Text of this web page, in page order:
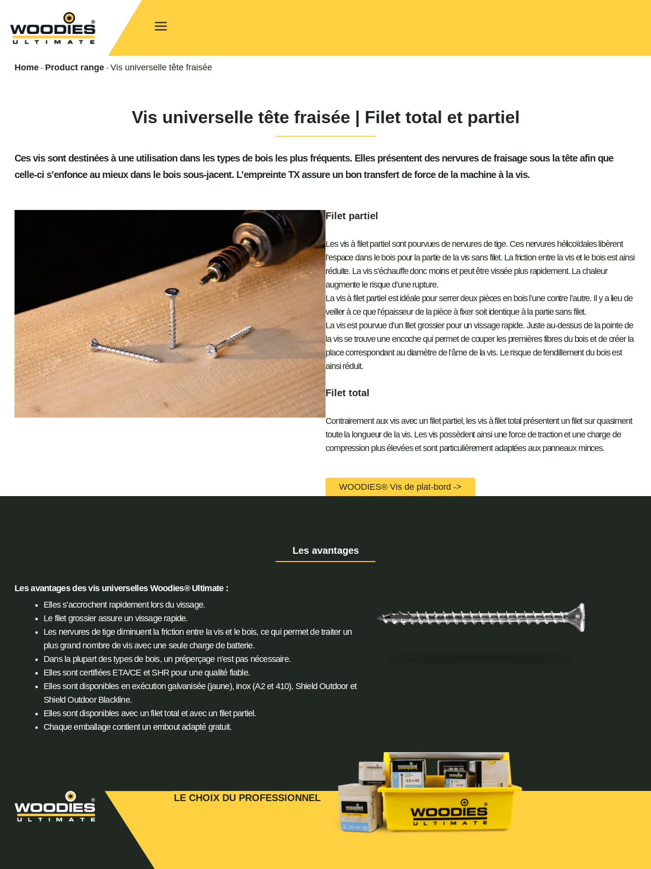
Home - Product range - Vis universelle tête fraisée
Vis universelle tête fraisée | Filet total et partiel
Ces vis sont destinées à une utilisation dans les types de bois les plus fréquents. Elles présentent des nervures de fraisage sous la tête afin que
celle-ci s’enfonce au mieux dans le bois sous-jacent. L’empreinte TX assure un bon transfert de force de la machine à la vis.
Filet partiel
Les vis à filet partiel sont pourvues de nervures de tige. Ces nervures hélicoïdales libèrent
l’espace dans le bois pour la partie de la vis sans filet. La friction entre la vis et le bois est ainsi
réduite. La vis s’échauffe donc moins et peut être vissée plus rapidement. La chaleur
augmente le risque d’une rupture.
La vis à filet partiel est idéale pour serrer deux pièces en bois l’une contre l’autre. Il y a lieu de
veiller à ce que l’épaisseur de la pièce à fixer soit identique à la partie sans filet.
La vis est pourvue d’un filet grossier pour un vissage rapide. Juste au-dessus de la pointe de
la vis se trouve une encoche qui permet de couper les premières fibres du bois et de créer la
place correspondant au diamètre de l’âme de la vis. Le risque de fendillement du bois est
ainsi réduit.
Filet total
Contrairement aux vis avec un filet partiel, les vis à filet total présentent un filet sur quasiment
toute la longueur de la vis. Les vis possèdent ainsi une force de traction et une charge de
compression plus élevées et sont particulièrement adaptées aux panneaux minces.
WOODIES® Vis de plat-bord ->
Les avantages
Les avantages des vis universelles Woodies® Ultimate :
Elles s’accrochent rapidement lors du vissage.
Le filet grossier assure un vissage rapide.
Les nervures de tige diminuent la friction entre la vis et le bois, ce qui permet de traiter un
plus grand nombre de vis avec une seule charge de batterie.
Dans la plupart des types de bois, un préperçage n’est pas nécessaire.
Elles sont certifiées ETA/CE et SHR pour une qualité fiable.
Elles sont disponibles en exécution galvanisée (jaune), inox (A2 et 410), Shield Outdoor et
Shield Outdoor Blackline.
Elles sont disponibles avec un filet total et avec un filet partiel.
Chaque emballage contient un embout adapté gratuit.
LE CHOIX DU PROFESSIONNEL